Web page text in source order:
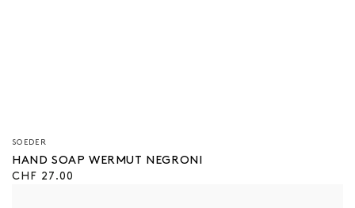
Verkäufer/in:
SOEDER
HAND SOAP WERMUT NEGRONI
Regulärer
CHF 27.00